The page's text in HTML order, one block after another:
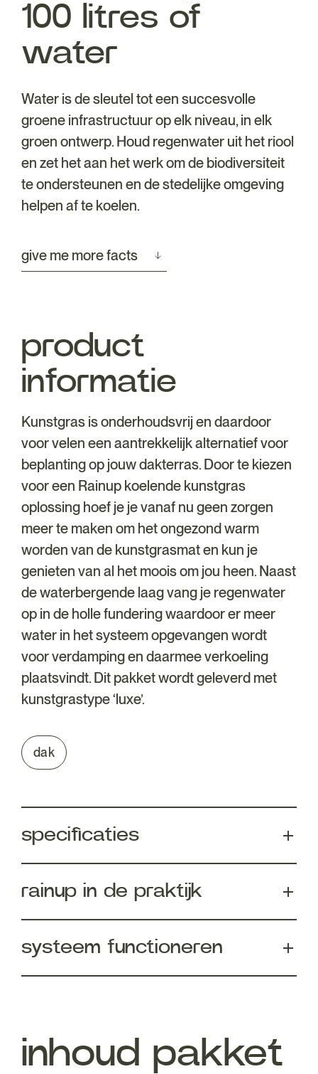
100 litres of
water
Water is de sleutel tot een succesvolle
groene infrastructuur op elk niveau, in elk
groen ontwerp. Houd regenwater uit het riool
en zet het aan het werk om de biodiversiteit
te ondersteunen en de stedelijke omgeving
helpen af te koelen.
give me more facts
product
informatie
Kunstgras is onderhoudsvrij en daardoor
voor velen een aantrekkelijk alternatief voor
beplanting op jouw dakterras. Door te kiezen
voor een Rainup koelende kunstgras
oplossing hoef je je vanaf nu geen zorgen
meer te maken om het ongezond warm
worden van de kunstgrasmat en kun je
genieten van al het moois om jou heen. Naast
de waterbergende laag vang je regenwater
op in de holle fundering waardoor er meer
water in het systeem opgevangen wordt
voor verdamping en daarmee verkoeling
plaatsvindt. Dit pakket wordt geleverd met
kunstgrastype ‘luxe’.
dak
specificaties
rainup in de praktijk
systeem functioneren
inhoud pakket